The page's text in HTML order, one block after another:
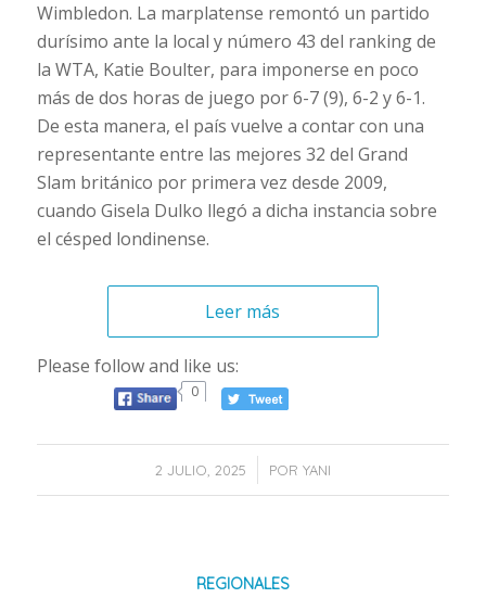
Wimbledon. La marplatense remontó un partido
durísimo ante la local y número 43 del ranking de
la WTA, Katie Boulter, para imponerse en poco
más de dos horas de juego por 6-7 (9), 6-2 y 6-1.
De esta manera, el país vuelve a contar con una
representante entre las mejores 32 del Grand
Slam británico por primera vez desde 2009,
cuando Gisela Dulko llegó a dicha instancia sobre
el césped londinense.
Leer más
Please follow and like us:
0
2 JULIO, 2025
/ POR YANI
REGIONALES